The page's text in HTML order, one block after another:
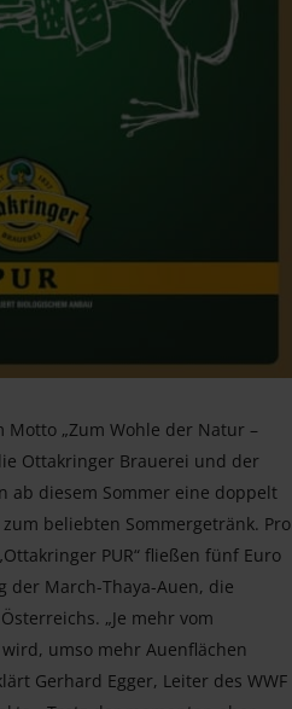
Motto „Zum Wohle der Natur –
Ottakringer Brauerei und der
ab diesem Sommer eine doppelt
beliebten Sommergetränk. Pro
PUR“ fließen fünf Euro
der March-Thaya-Auen, die
„Je mehr vom
umso mehr Auenflächen
Gerhard Egger, Leiter des WWF